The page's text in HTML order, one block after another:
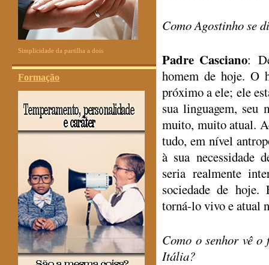
Simplicidade da partilha a dois
Formação
Como Agostinho se
Padre Casciano:
homem de hoje. O
próximo a ele; ele
sua linguagem, seu
muito, muito atual.
tudo, em nível
à sua necessidade
seria realmente
sociedade de hoje.
torná-lo vivo e atual
Como o senhor vê o
Itália?